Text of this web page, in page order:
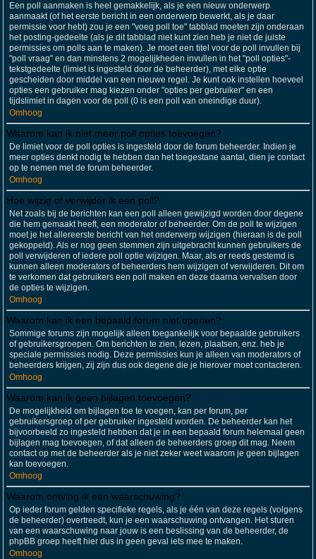
Een poll aanmaken is heel gemakkelijk, als je een nieuw onderwerp
aanmaakt (of het eerste bericht in een onderwerp bewerkt, als je daar
permissie voor hebt) zou je een "voeg poll toe" tabblad moeten zijn onderaan
het posting-gedeelte (als je dit tabblad niet kunt zien heb je niet de juiste
permissies om polls aan te maken). Je moet een titel voor de poll invullen bij
"poll vraag" en dan minstens 2 mogelijkheden invullen in het "poll opties"-
tekstgedeelte (limiet is ingesteld door de beheerder), met elke optie
gescheiden door middel van een nieuwe regel. Je kunt ook instellen hoeveel
opties een gebruiker mag kiezen onder "opties per gebruiker" en een
tijdslimiet in dagen voor de poll (0 is een poll van oneindige duur).
Omhoog
Waarom kan ik niet meer poll opties toevoegen?
De limiet voor de poll opties is ingesteld door de forum beheerder. Indien je
meer opties denkt nodig te hebben dan het toegestane aantal, dien je contact
op te nemen met de forum beheerder.
Omhoog
Hoe wijzig of verwijder ik een poll?
Net zoals bij de berichten kan een poll alleen gewijzigd worden door degene
die hem gemaakt heeft, een moderator of beheerder. Om de poll te wijzigen
moet je het allereerste bericht van het onderwerp wijzigen (hieraan is de poll
gekoppeld). Als er nog geen stemmen zijn uitgebracht kunnen gebruikers de
poll verwijderen of iedere poll optie wijzigen. Maar, als er reeds gestemd is
kunnen alleen moderators of beheerders hem wijzigen of verwijderen. Dit om
te verkomen dat gebruikers een poll maken en deze daarna vervalsen door
de opties te wijzigen.
Omhoog
Waarom kan ik een bepaald forum niet openen?
Sommige forums zijn mogelijk alleen toegankelijk voor bepaalde gebruikers
of gebruikersgroepen. Om berichten te zien, lezen, plaatsen, enz. heb je
speciale permissies nodig. Deze permissies kun je alleen van moderators of
beheerders krijgen, zij zijn dus ook degene die je hierover moet contacteren.
Omhoog
Waarom kan ik geen bijlagen toevoegen?
De mogelijkheid om bijlagen toe te voegen, kan per forum, per
gebruikersgroep of per gebruiker ingesteld worden. De beheerder kan het
bijvoorbeeld zo ingesteld hebben dat je in een bepaald forum helemaal geen
bijlagen mag toevoegen, of dat alleen de beheerders groep dit mag. Neem
contact op met de beheerder als je niet zeker weet waarom je geen bijlagen
kan toevoegen.
Omhoog
Waarom ontving ik een waarschuwing?
Op ieder forum gelden specifieke regels, als je één van deze regels (volgens
de beheerder) overtreedt, kun je een waarschuwing ontvangen. Het sturen
van een waarschuwing naar jouw is een beslissing van de beheerder, de
phpBB groep heeft hier dus in geen geval iets mee te maken.
Omhoog